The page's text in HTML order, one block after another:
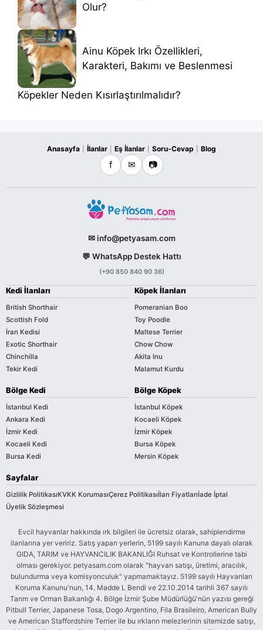
Olur?
Ainu Köpek Irkı Özellikleri,
Karakteri, Bakımı ve Beslenmesi
Köpekler Neden Kısırlaştırılmalıdır?
Anasayfa İlanlar Eş İlanlar Soru-Cevap Blog
f ✉ 📷
✉ info@petyasam.com
💬 WhatsApp Destek Hattı
(+90 850 840 90 36)
Kedi İlanları
British Shorthair
Scottish Fold
İran Kedisi
Exotic Shorthair
Chinchilla
Tekir Kedi
Köpek İlanları
Pomeranian Boo
Toy Poodle
Maltese Terrier
Chow Chow
Akita Inu
Malamut Kurdu
Bölge Kedi
İstanbul Kedi
Ankara Kedi
İzmir Kedi
Kocaeli Kedi
Bursa Kedi
Bölge Köpek
İstanbul Köpek
Kocaeli Köpek
İzmir Köpek
Bursa Köpek
Mersin Köpek
Sayfalar
Gizlilik PolitikasıKVKK KorumasıÇerez Politikasıİlan Fiyatlarıİade İptal
Üyelik Sözleşmesi
Evcil hayvanlar hakkında ırk bilgileri ile ücretsiz olarak, sahiplendirme
ilanlarına yer veririz. Satış yapan yerlerin, 5199 sayılı Kanuna dayalı olarak
GIDA, TARIM ve HAYVANCILIK BAKANLIĞI Ruhsat ve Kontrollerine tabi
olması gerekiyor. petyasam.com olarak "hayvan satışı, üretimi, aracılık,
bulundurma veya komisyonculuk" yapmamaktayız. 5199 sayılı Hayvanları
Koruma Kanunu'nun, 14. Madde L Bendi ve 22.10.2014 tarihli 367 sayılı
Tarım ve Orman Bakanlığı 4. Bölge İzmir Şube Müdürlüğü'nün yazısı gereği
Pitbull Terrier, Japanese Tosa, Dogo Argentino, Fila Brasileiro, American Bully
ve American Staffordshire Terrier ile bu ırkların melezlerinin sitemizde satışı,